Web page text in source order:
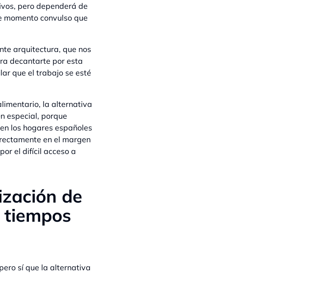
pero dependerá de
convulso que
arquitectura, que nos
decantarte por esta
que el trabajo se esté
la alternativa
especial, porque
los hogares españoles
en el margen
el difícil acceso a
de
sí que la alternativa